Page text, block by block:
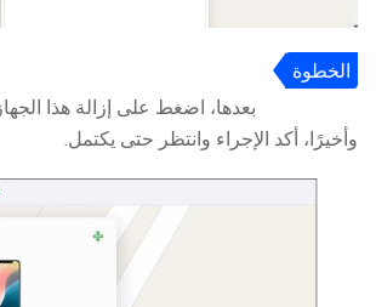
الخطوة
وأخيرًا، أكد الإجراء وانتظر حتى يكتمل.